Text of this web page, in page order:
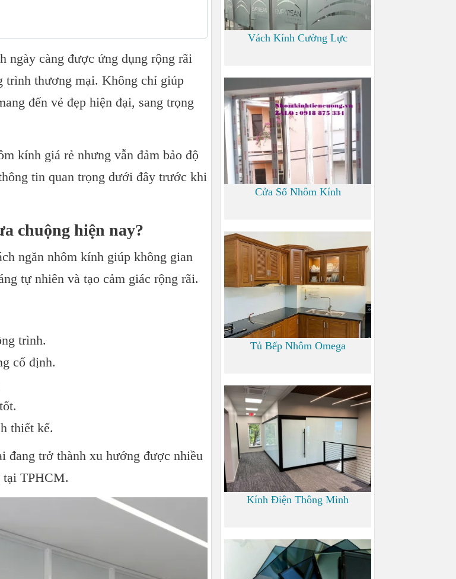
gói
ngày càng được ứng dụng rộng rãi
trình thương mại. Không chỉ giúp
đến vẻ đẹp hiện đại, sang trọng
kính giá rẻ nhưng vẫn đảm bảo độ
tin quan trọng dưới đây trước khi
chuộng hiện nay?
ngăn nhôm kính giúp không gian
tự nhiên và tạo cảm giác rộng rãi.
trình.
cố định.
thiết kế.
đang trở thành xu hướng được nhiều
tại TPHCM.
Vách Kính Cường Lực
0
Cửa Sổ Nhôm Kính
Tủ Bếp Nhôm Omega
6.000
Kính Điện Thông Minh